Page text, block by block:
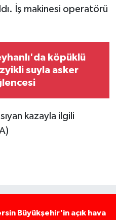
İş makinesi operatörü
köpüklü
suyla asker
kazayla ilgili
Büyükşehir'in açık hava